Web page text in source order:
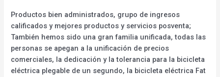
Productos bien administrados, grupo de ingresos
calificados y mejores productos y servicios posventa;
También hemos sido una gran familia unificada, todas las
personas se apegan a la unificación de precios
comerciales, la dedicación y la tolerancia para la bicicleta
eléctrica plegable de un segundo, la bicicleta eléctrica Fat